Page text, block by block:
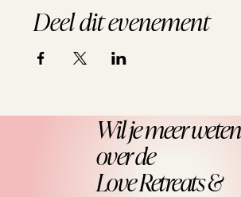
Wil je meer weten
over de
Love Retreats &
Deel dit evenement